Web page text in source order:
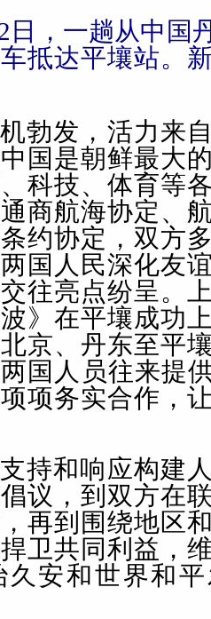
日，一趟从中国
抵达平壤站。
发，活力来
国是朝鲜最大
科技、体育等
商航海协定、
约协定，双方
国人民深化友
往亮点纷呈。
》在平壤成功
京、丹东至平
国人员往来
项务实合作，
和响应构建
议，到双方在
再到围绕地区
卫共同利益，
久安和世界和